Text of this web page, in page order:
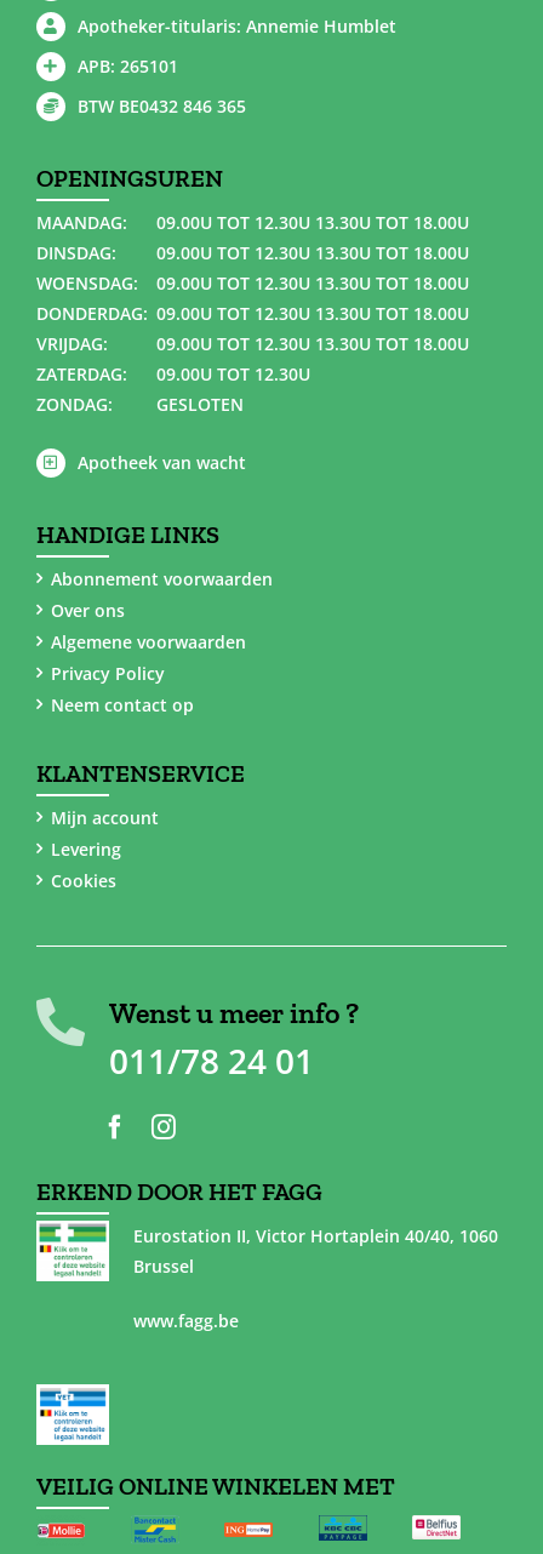
Apotheker-titularis: Annemie Humblet
APB: 265101
BTW BE0432 846 365
OPENINGSUREN
MAANDAG:
09.00U TOT 12.30U 13.30U TOT 18.00U
DINSDAG:
09.00U TOT 12.30U 13.30U TOT 18.00U
WOENSDAG:
09.00U TOT 12.30U 13.30U TOT 18.00U
DONDERDAG: 09.00U TOT 12.30U 13.30U TOT 18.00U
VRIJDAG:
09.00U TOT 12.30U 13.30U TOT 18.00U
ZATERDAG:
09.00U TOT 12.30U
ZONDAG:
GESLOTEN
Apotheek van wacht
HANDIGE LINKS
Abonnement voorwaarden
Over ons
Algemene voorwaarden
Privacy Policy
Neem contact op
KLANTENSERVICE
Mijn account
Levering
Cookies
Wenst u meer info ?
011/78 24 01
ERKEND DOOR HET FAGG
Eurostation II, Victor Hortaplein 40/40, 1060
Brussel
www.fagg.be
VEILIG ONLINE WINKELEN MET